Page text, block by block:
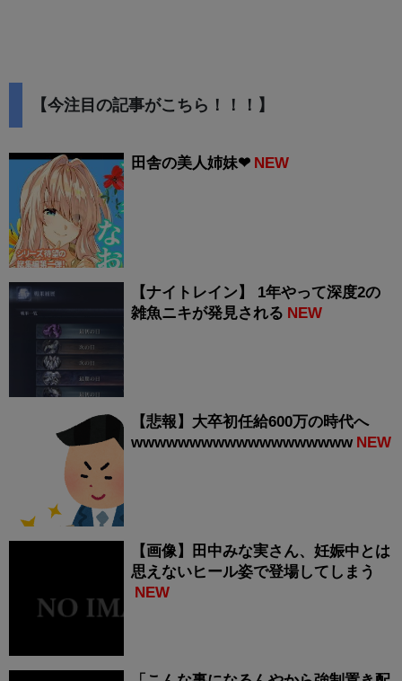
【今注目の記事がこちら！！！】
田舎の美人姉妹❤ NEW
【ナイトレイン】 1年やって深度2の
雑魚ニキが発見される NEW
【悲報】大卒初任給600万の時代へ
wwwwwwwwwwwwwwwwwww NEW
【画像】田中みな実さん、妊娠中とは
思えないヒール姿で登場してしまう
NEW